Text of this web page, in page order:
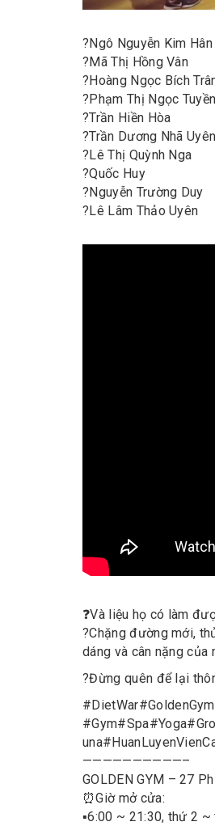
?Ngô Nguyễn Kim Hân
?Mã Thị Hồng Vân
?Hoàng Ngọc Bích
?Phạm Thị Ngọc Tuyền
?Trần Hiền Hòa
?Trần Dương Nhã Uyên
?Lê Thị Quỳnh Nga
?Quốc Huy
?Nguyễn Trường Duy
?Lê Lâm Thảo Uyên
❓Và liệu họ có làm
?Chặng đường mới,
dáng và cân nặng của
?Đừng quên để lại
#DietWar#GoldenGym
#Gym#Spa#Yoga#
una#
——————————–
GOLDEN GYM – 27
⏰Giờ mở cửa:
▪️6:00 ~ 21:30, thứ 2 ~